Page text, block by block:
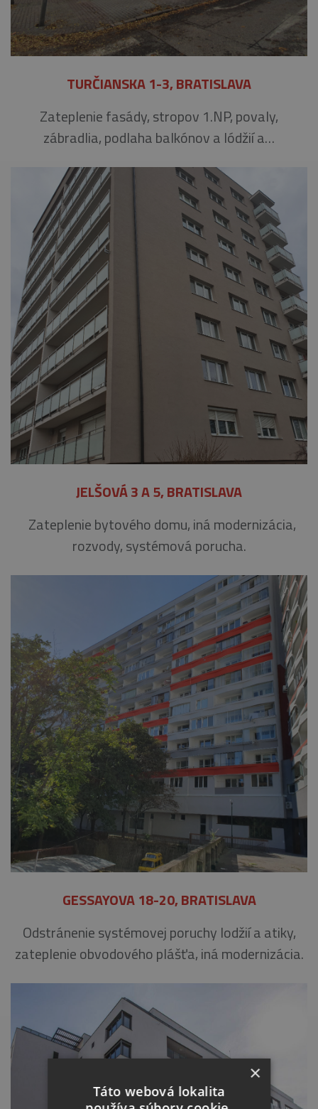
TURČIANSKA 1-3, BRATISLAVA
Zateplenie fasády, stropov 1.NP, povaly,
zábradlia, podlaha balkónov a lódžií a…
JELŠOVÁ 3 A 5, BRATISLAVA
Zateplenie bytového domu, iná modernizácia,
rozvody, systémová porucha.
GESSAYOVA 18-20, BRATISLAVA
Odstránenie systémovej poruchy lodžií a atiky,
zateplenie obvodového plášťa, iná modernizácia.
×
Táto webová lokalita